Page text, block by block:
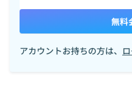
無料
アカウントお持ちの方は、